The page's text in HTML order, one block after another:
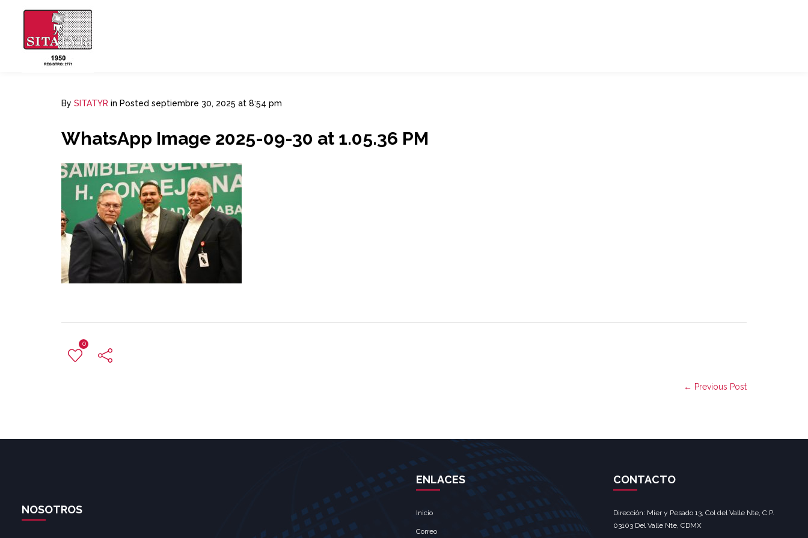
By SITATYR in Posted septiembre 30, 2025 at 8:54 pm
WhatsApp Image 2025-09-30 at 1.05.36 PM
0
← Previous Post
NOSOTROS
ENLACES
Inicio
Correo
CONTACTO
Dirección: Mier y Pesado 13, Col del Valle Nte, C.P.
03103 Del Valle Nte, CDMX‎